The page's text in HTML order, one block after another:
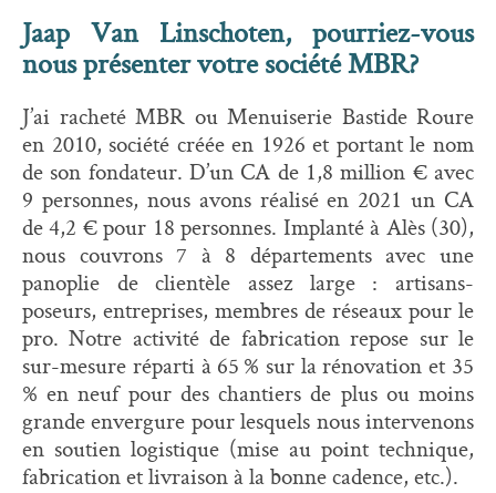
Jaap Van Linschoten, pourriez-vous
nous présenter votre société MBR?
J’ai racheté MBR ou Menuiserie Bastide Roure
en 2010, société créée en 1926 et portant le nom
de son fondateur. D’un CA de 1,8 million € avec
9 personnes, nous avons réalisé en 2021 un CA
de 4,2 € pour 18 personnes. Implanté à Alès (30),
nous couvrons 7 à 8 départements avec une
panoplie de clientèle assez large : artisans-
poseurs, entreprises, membres de réseaux pour le
pro. Notre activité de fabrication repose sur le
sur-mesure réparti à 65 % sur la rénovation et 35
% en neuf pour des chantiers de plus ou moins
grande envergure pour lesquels nous intervenons
en soutien logistique (mise au point technique,
fabrication et livraison à la bonne cadence, etc.).